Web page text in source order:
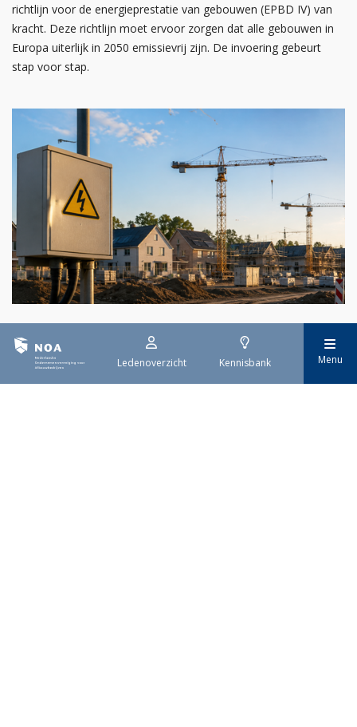
Ledenoverzicht Kennisbank Menu
richtlijn voor de energieprestatie van gebouwen (EPBD IV) van
kracht. Deze richtlijn moet ervoor zorgen dat alle gebouwen in
Europa uiterlijk in 2050 emissievrij zijn. De invoering gebeurt
stap voor stap.
Stroomaansluiting bouwprojecten